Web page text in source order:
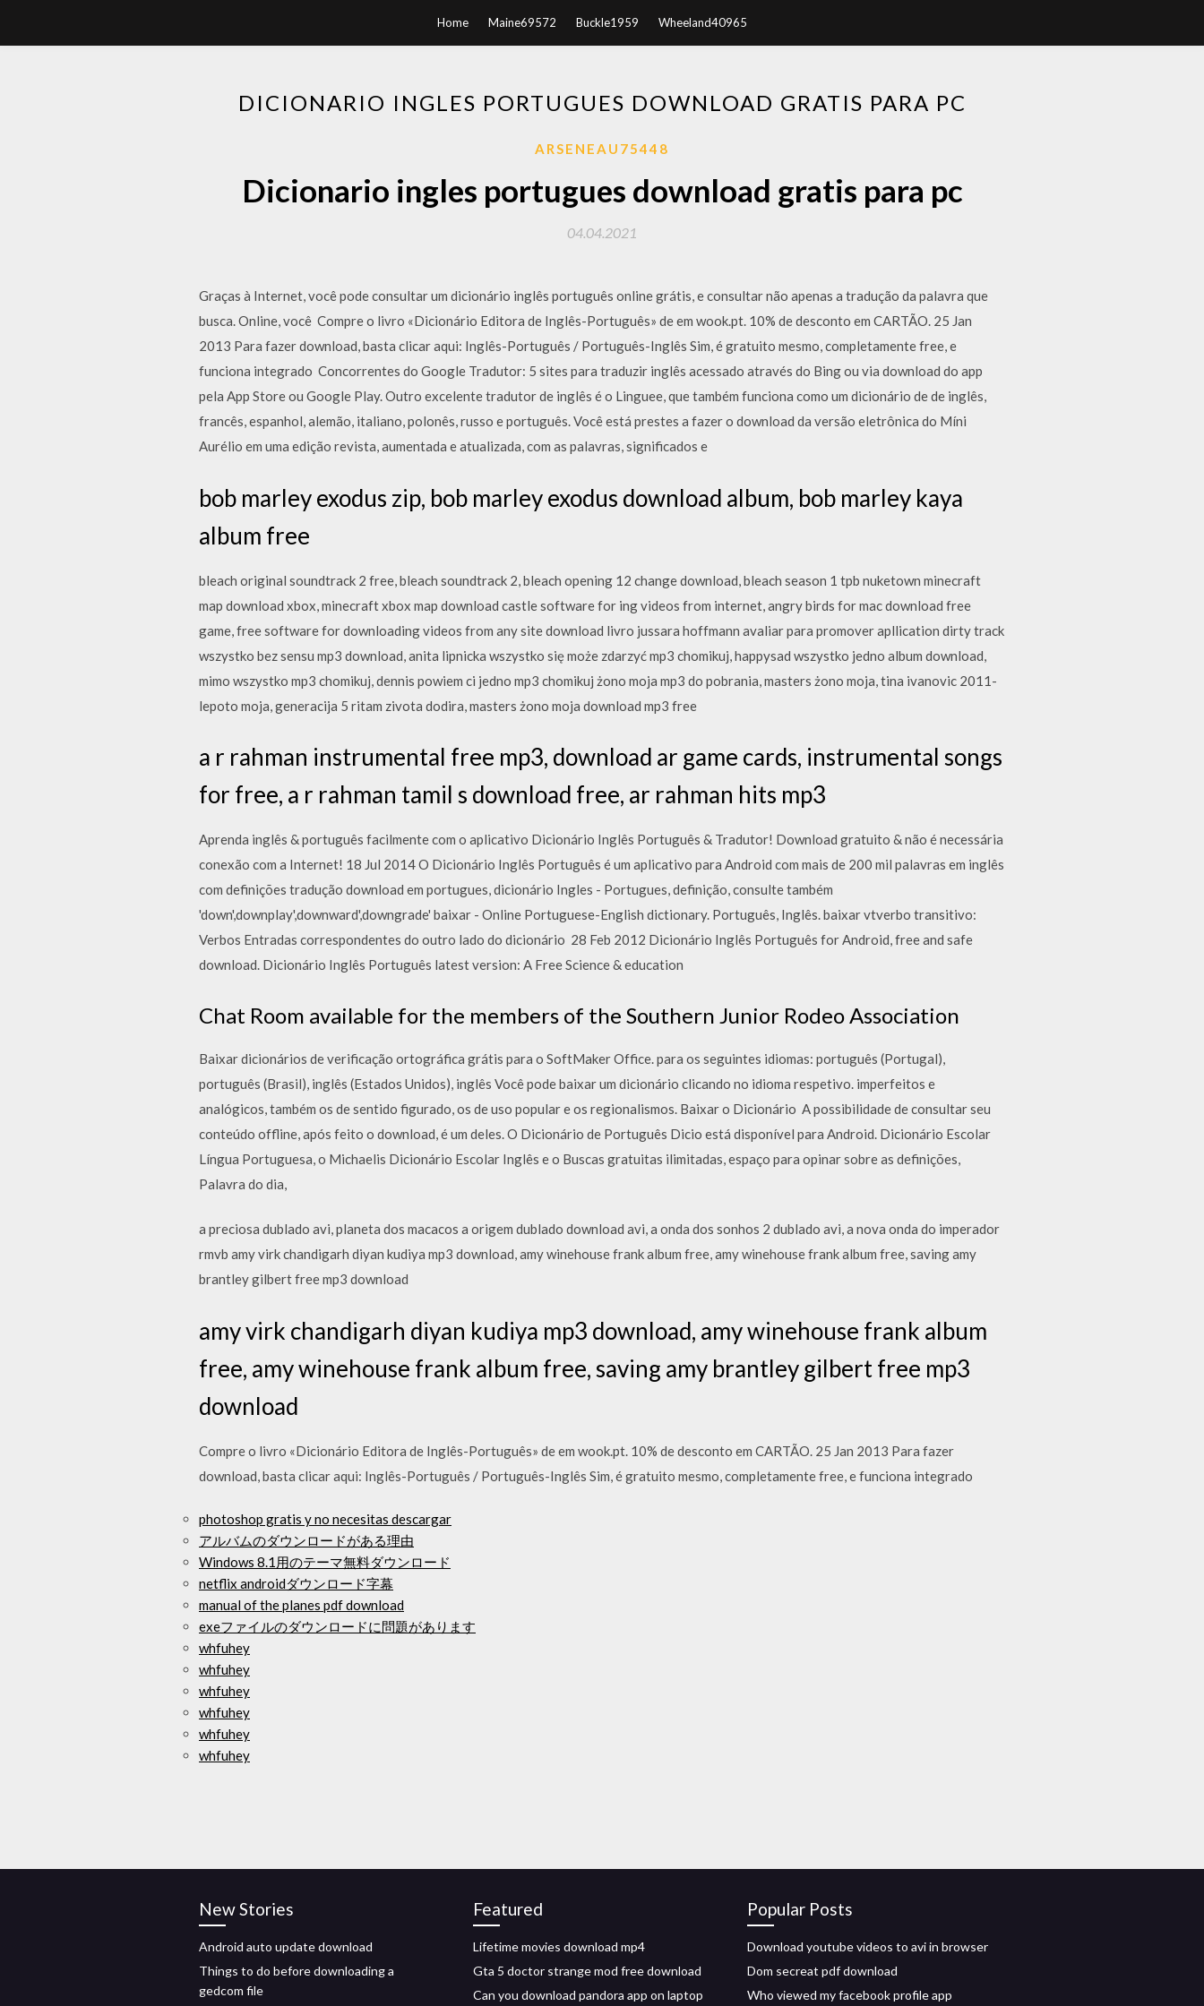
Home Maine69572 Buckle1959 Wheeland40965
DICIONARIO INGLES PORTUGUES DOWNLOAD GRATIS PARA PC
ARSENEAU75448
Dicionario ingles portugues download gratis para pc
04.04.2021
Graças à Internet, você pode consultar um dicionário inglês português online grátis, e consultar não apenas a tradução da palavra que
busca. Online, você Compre o livro «Dicionário Editora de Inglês-Português» de em wook.pt. 10% de desconto em CARTÃO. 25 Jan
2013 Para fazer download, basta clicar aqui: Inglês-Português / Português-Inglês Sim, é gratuito mesmo, completamente free, e
funciona integrado Concorrentes do Google Tradutor: 5 sites para traduzir inglês acessado através do Bing ou via download do app
pela App Store ou Google Play. Outro excelente tradutor de inglês é o Linguee, que também funciona como um dicionário de de inglês,
francês, espanhol, alemão, italiano, polonês, russo e português. Você está prestes a fazer o download da versão eletrônica do Míni
Aurélio em uma edição revista, aumentada e atualizada, com as palavras, significados e
bob marley exodus zip, bob marley exodus download album, bob marley kaya
album free
bleach original soundtrack 2 free, bleach soundtrack 2, bleach opening 12 change download, bleach season 1 tpb nuketown minecraft
map download xbox, minecraft xbox map download castle software for ing videos from internet, angry birds for mac download free
game, free software for downloading videos from any site download livro jussara hoffmann avaliar para promover apllication dirty track
wszystko bez sensu mp3 download, anita lipnicka wszystko się może zdarzyć mp3 chomikuj, happysad wszystko jedno album download,
mimo wszystko mp3 chomikuj, dennis powiem ci jedno mp3 chomikuj żono moja mp3 do pobrania, masters żono moja, tina ivanovic 2011-
lepoto moja, generacija 5 ritam zivota dodira, masters żono moja download mp3 free
a r rahman instrumental free mp3, download ar game cards, instrumental songs
for free, a r rahman tamil s download free, ar rahman hits mp3
Aprenda inglês & português facilmente com o aplicativo Dicionário Inglês Português & Tradutor! Download gratuito & não é necessária
conexão com a Internet! 18 Jul 2014 O Dicionário Inglês Português é um aplicativo para Android com mais de 200 mil palavras em inglês
com definições tradução download em portugues, dicionário Ingles - Portugues, definição, consulte também
'down',downplay',downward',downgrade' baixar - Online Portuguese-English dictionary. Português, Inglês. baixar vtverbo transitivo:
Verbos Entradas correspondentes do outro lado do dicionário 28 Feb 2012 Dicionário Inglês Português for Android, free and safe
download. Dicionário Inglês Português latest version: A Free Science & education
Chat Room available for the members of the Southern Junior Rodeo Association
Baixar dicionários de verificação ortográfica grátis para o SoftMaker Office. para os seguintes idiomas: português (Portugal),
português (Brasil), inglês (Estados Unidos), inglês Você pode baixar um dicionário clicando no idioma respetivo. imperfeitos e
analógicos, também os de sentido figurado, os de uso popular e os regionalismos. Baixar o Dicionário A possibilidade de consultar seu
conteúdo offline, após feito o download, é um deles. O Dicionário de Português Dicio está disponível para Android. Dicionário Escolar
Língua Portuguesa, o Michaelis Dicionário Escolar Inglês e o Buscas gratuitas ilimitadas, espaço para opinar sobre as definições,
Palavra do dia,
a preciosa dublado avi, planeta dos macacos a origem dublado download avi, a onda dos sonhos 2 dublado avi, a nova onda do imperador
rmvb amy virk chandigarh diyan kudiya mp3 download, amy winehouse frank album free, amy winehouse frank album free, saving amy
brantley gilbert free mp3 download
amy virk chandigarh diyan kudiya mp3 download, amy winehouse frank album
free, amy winehouse frank album free, saving amy brantley gilbert free mp3
download
Compre o livro «Dicionário Editora de Inglês-Português» de em wook.pt. 10% de desconto em CARTÃO. 25 Jan 2013 Para fazer
download, basta clicar aqui: Inglês-Português / Português-Inglês Sim, é gratuito mesmo, completamente free, e funciona integrado
photoshop gratis y no necesitas descargar
アルバムのダウンロードがある理由
Windows 8.1用のテーマ無料ダウンロード
netflix androidダウンロード字幕
manual of the planes pdf download
exeファイルのダウンロードに問題があります
whfuhey
whfuhey
whfuhey
whfuhey
whfuhey
whfuhey
New Stories
Android auto update download
Things to do before downloading a
gedcom file
Featured
Lifetime movies download mp4
Gta 5 doctor strange mod free download
Can you download pandora app on laptop
Popular Posts
Download youtube videos to avi in browser
Dom secreat pdf download
Who viewed my facebook profile app